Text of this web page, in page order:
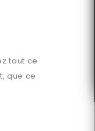
tout ce
que ce